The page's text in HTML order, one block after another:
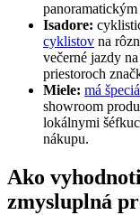
Isadore:
cyklistov na
večerné jazdy
priestoroch
Miele: má
showroom
lokálnymi
nákupu.
Ako
zmysluplná